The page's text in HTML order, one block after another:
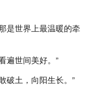
是世界上最温暖的牵
遍世间美好。”
破土，向阳生长。”